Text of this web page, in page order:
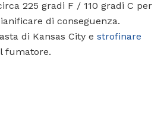
225 gradi F / 110 gradi C per
di conseguenza.
di Kansas City e strofinare
fumatore.